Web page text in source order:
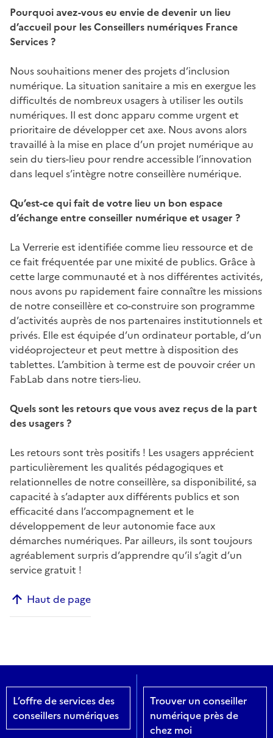
Pourquoi avez-vous eu envie de devenir un lieu
d’accueil pour les Conseillers numériques France
Services ?
Nous souhaitions mener des projets d’inclusion
numérique. La situation sanitaire a mis en exergue les
difficultés de nombreux usagers à utiliser les outils
numériques. Il est donc apparu comme urgent et
prioritaire de développer cet axe. Nous avons alors
travaillé à la mise en place d’un projet numérique au
sein du tiers-lieu pour rendre accessible l’innovation
dans lequel s’intègre notre conseillère numérique.
Qu’est-ce qui fait de votre lieu un bon espace
d’échange entre conseiller numérique et usager ?
La Verrerie est identifiée comme lieu ressource et de
ce fait fréquentée par une mixité de publics. Grâce à
cette large communauté et à nos différentes activités,
nous avons pu rapidement faire connaître les missions
de notre conseillère et co-construire son programme
d’activités auprès de nos partenaires institutionnels et
privés. Elle est équipée d’un ordinateur portable, d’un
vidéoprojecteur et peut mettre à disposition des
tablettes. L’ambition à terme est de pouvoir créer un
FabLab dans notre tiers-lieu.
Quels sont les retours que vous avez reçus de la part
des usagers ?
Les retours sont très positifs ! Les usagers apprécient
particulièrement les qualités pédagogiques et
relationnelles de notre conseillère, sa disponibilité, sa
capacité à s’adapter aux différents publics et son
efficacité dans l’accompagnement et le
développement de leur autonomie face aux
démarches numériques. Par ailleurs, ils sont toujours
agréablement surpris d’apprendre qu’il s’agit d’un
service gratuit !
Haut de page
L’offre de services des
conseillers numériques
Trouver un conseiller
numérique près de
chez moi